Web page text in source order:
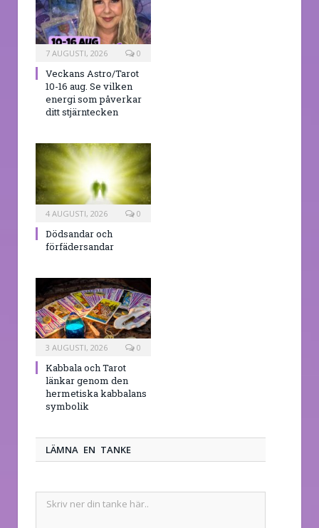
7 AUGUSTI, 2026 0
Veckans Astro/Tarot
10-16 aug. Se vilken
energi som påverkar
ditt stjärntecken
4 AUGUSTI, 2026 0
Dödsandar och
förfädersandar
3 AUGUSTI, 2026 0
Kabbala och Tarot
länkar genom den
hermetiska kabbalans
symbolik
LÄMNA EN TANKE